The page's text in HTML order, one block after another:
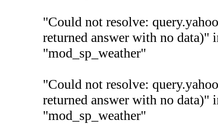
"Could not resolve:
returned answer with no data)"
"mod_sp_weather"
"Could not resolve:
returned answer with no data)"
"mod_sp_weather"